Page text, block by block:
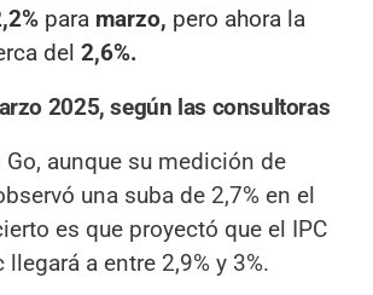
para marzo, pero ahora la
del 2,6%.
2025, según las consultoras
Go, aunque su medición de
una suba de 2,7% en el
es que proyectó que el IPC
llegará a entre 2,9% y 3%.